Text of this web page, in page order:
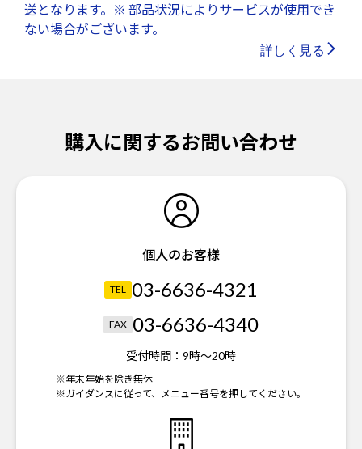
送となります。※ 部品状況によりサービスが使用でき
ない場合がございます。
詳しく見る
購入に関するお問い合わせ
個人のお客様
TEL 03-6636-4321
FAX 03-6636-4340
受付時間： 9時～20時
※年末年始を除き無休
※ガイダンスに従って、メニュー番号を押してください。